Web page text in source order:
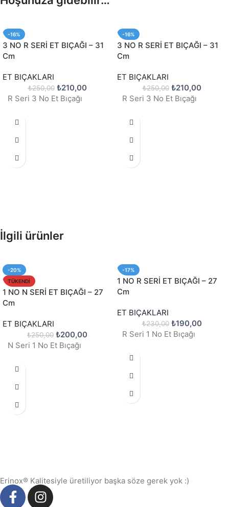
-16%
3 NO R SERİ ET BIÇAĞI – 31
Cm
ET BIÇAKLARI
₺250,00 ₺210,00
R Seri 3 No Et Bıçağı
-16%
3 NO R SERİ ET BIÇAĞI – 31
Cm
ET BIÇAKLARI
₺250,00 ₺210,00
R Seri 3 No Et Bıçağı
İlgili ürünler
-20%
TÜKENDI
1 NO N SERİ ET BIÇAĞI – 27
Cm
ET BIÇAKLARI
₺250,00 ₺200,00
N Seri 1 No Et Bıçağı
-17%
1 NO R SERİ ET BIÇAĞI – 27
Cm
ET BIÇAKLARI
₺230,00 ₺190,00
R Seri 1 No Et Bıçağı
Erinox® Kalitesiyle üretiliyor başka söze gerek yok :)